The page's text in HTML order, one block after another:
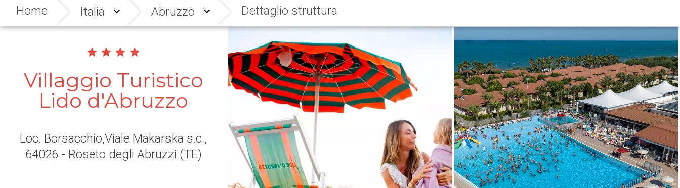
Home Italia Abruzzo Dettaglio struttura
Villaggio Turistico
Lido d'Abruzzo
Loc. Borsacchio,Viale Makarska s.c.,
64026 - Roseto degli Abruzzi (TE)